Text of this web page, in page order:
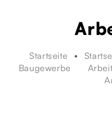
Startseite
Baugewerbe